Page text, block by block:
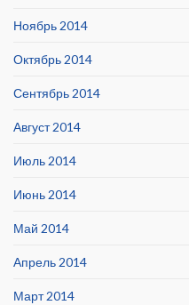
Ноябрь 2014
Октябрь 2014
Сентябрь 2014
Август 2014
Июль 2014
Июнь 2014
Май 2014
Апрель 2014
Март 2014